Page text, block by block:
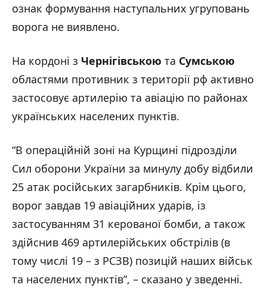
ознак формування наступальних угруповань
ворога не виявлено.
На кордоні з Чернігівською та Сумською
областями противник з території рф активно
застосовує артилерію та авіацію по районах
українських населених пунктів.
“В операційній зоні на Курщині підрозділи
Сил оборони України за минулу добу відбили
25 атак російських загарбників. Крім цього,
ворог завдав 19 авіаційних ударів, із
застосуванням 31 керованої бомби, а також
здійснив 469 артилерійських обстрілів (в
тому числі 19 – з РСЗВ) позицій наших військ
та населених пунктів”, – сказано у зведенні.